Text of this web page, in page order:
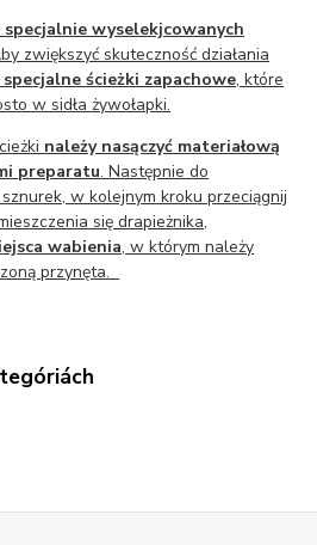
specjalnie wyselekjcowanych
zwiększyć skuteczność działania
specjalne ścieżki zapachowe, które
w sidła żywołapki.
należy nasączyć materiałową
preparatu. Następnie do
w kolejnym kroku przeciągnij
się drapieżnika,
wabienia, w którym należy
przynęta.